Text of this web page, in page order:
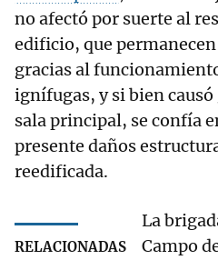
no afectó por suerte al
edificio, que
gracias al
ignífugas, y si bien
sala principal, se confía
presente daños
reedificada.
RELACIONADAS
La
Campo